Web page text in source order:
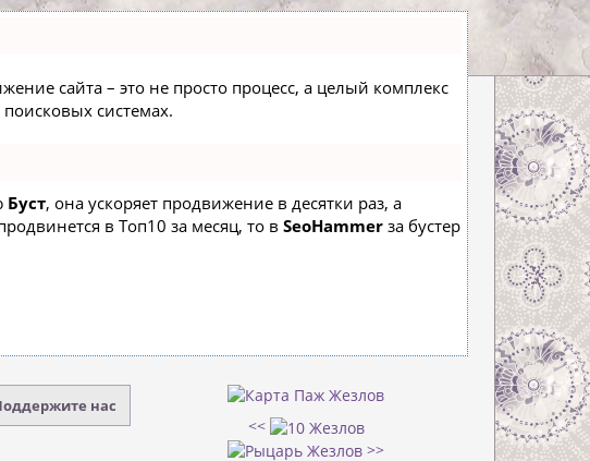
сайта – это не просто процесс, а целый комплекс
системах.
Буст, она ускоряет продвижение в десятки раз, а
в Топ10 за месяц, то в SeoHammer за бустер
нас
<<
>>